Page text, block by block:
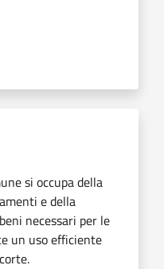
si occupa della
e della
necessari per le
un uso efficiente